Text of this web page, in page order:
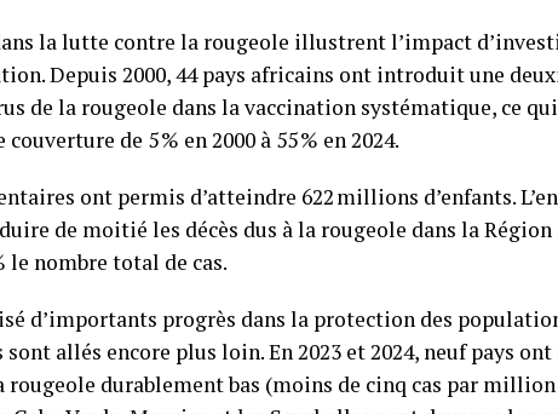
la lutte contre la rougeole illustrent l’impact
Depuis 2000, 44 pays africains ont introduit une
de la rougeole dans la vaccination systématique, ce
de 5 % en 2000 à 55 % en 2024.
ont permis d’atteindre 622 millions d’enfants.
de moitié les décès dus à la rougeole dans la
le nombre total de cas.
d’importants progrès dans la protection des
allés encore plus loin. En 2023 et 2024, neuf pays
rougeole durablement bas (moins de cinq cas par million